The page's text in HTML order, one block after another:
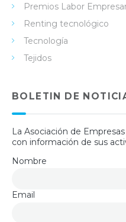
Premios Labor
Renting tecnológico
Tecnología
Tejidos
BOLETIN DE
La Asociación de
con información de sus
Nombre
Email